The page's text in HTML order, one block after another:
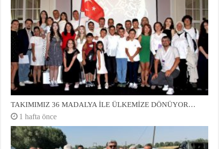
TAKIMIMIZ 36 MADALYA İLE ÜLKEMİZE DÖNÜYOR…
1 hafta önce